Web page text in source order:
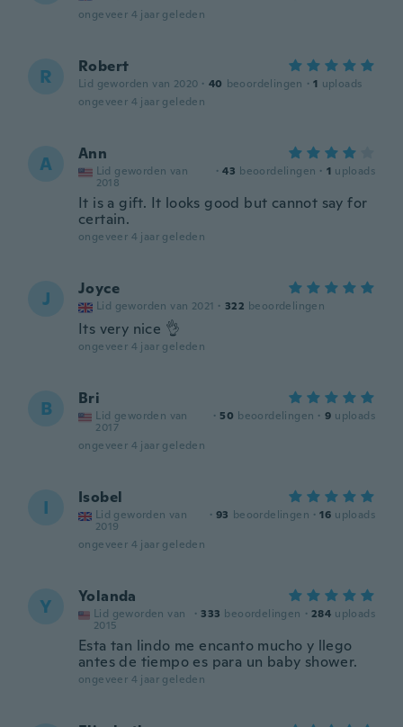
ongeveer 4 jaar geleden
R Robert
Lid geworden van 2020 · 40 beoordelingen · 1 uploads
ongeveer 4 jaar geleden
A Ann
Lid geworden van
2018
· 43 beoordelingen · 1 uploads
It is a gift. It looks good but cannot say for
certain.
ongeveer 4 jaar geleden
J Joyce
Lid geworden van 2021 · 322 beoordelingen
Its very nice 👌
ongeveer 4 jaar geleden
B Bri
Lid geworden van
2017
· 50 beoordelingen · 9 uploads
ongeveer 4 jaar geleden
I Isobel
Lid geworden van
2019
· 93 beoordelingen · 16 uploads
ongeveer 4 jaar geleden
Y Yolanda
Lid geworden van
2015
· 333 beoordelingen · 284 uploads
Esta tan lindo me encanto mucho y llego
antes de tiempo es para un baby shower.
ongeveer 4 jaar geleden